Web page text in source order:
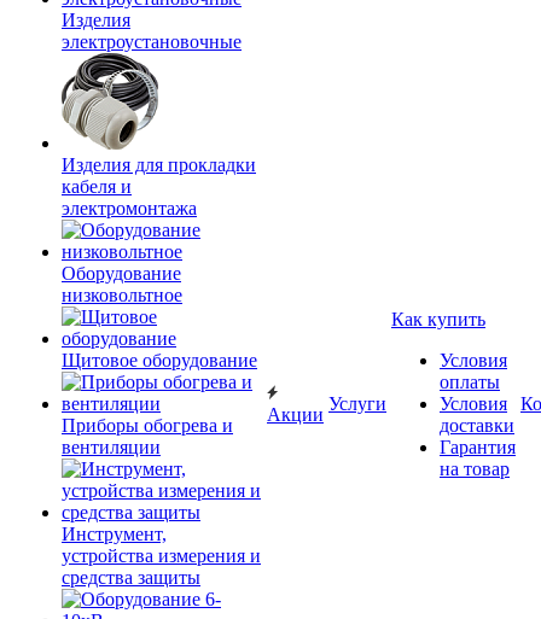
Изделия
электроустановочные
Изделия для прокладки
кабеля и
электромонтажа
Оборудование
низковольтное
Щитовое оборудование
Приборы обогрева и
вентиляции
Инструмент,
устройства измерения и
средства защиты
Акции
Услуги
Как купить
Условия
оплаты
Условия
доставки
Гарантия
на товар